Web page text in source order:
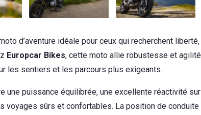
d’aventure idéale pour ceux qui recherchent liberté,
Europcar Bikes, cette moto allie robustesse et
les sentiers et les parcours plus exigeants.
une puissance équilibrée, une excellente réactivité sur
voyages sûrs et confortables. La position de conduite